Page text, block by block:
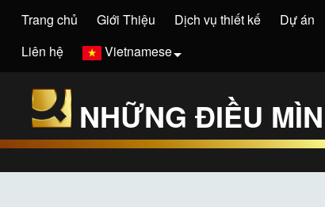
Trang chủ Giới Thiệu Dịch vụ thiết kế Dự án
Liên hệ
Vietnamese
NHỮNG ĐIỀU